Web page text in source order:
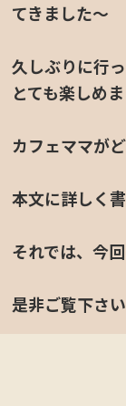
てきました〜
久しぶりに行
とても楽しめま
カフェママが
本文に詳しく書
それでは、今
是非ご覧下さい